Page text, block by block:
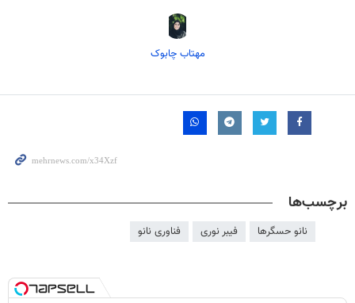
مهتاب چابوک
برچسب‌ها
نانو حسگرها فیبر نوری فناوری نانو